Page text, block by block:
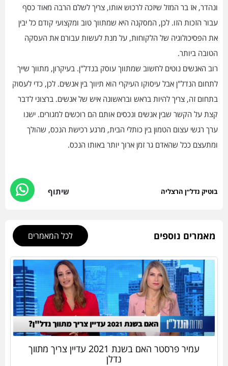
ונהדר, אז בר המזל שיזכה לרכוש אותו, צריך לשלם הרבה מאוד כסף
עבור הזכות הזו. לכן, המסקנה היא שמתווך טוב ומקצועי קודם כל יבין
את הפסיכולוגיה של הלקוחות, על מנת לעשות עבורם את העסקה
הטובה ביותר.
רוב האנשים נוטים לחשוב שמתווך עוסק בנדל"ן. בעיקרון, מתווך שייך
לתחום הנדל"ן אבל עיסוקו העיקרי הוא תיווך בין אנשים. לכן, כדי לעסוק
בתחום זה, צריך להיות בראש ובראשונה איש של אנשים. ברצוני לדבר
קצת על הקשר שבין אנשים ונכסים אותם הם רוכשים למגורים. ישנו
ערך רגשי עצום הטמון בין כותלי הבית, מרגע רכישת הנכס, שהולך
ומתעצם ככל שהאדם גר זמן ארוך יותר באותו הנכס.
בוטיק נדל״ן הרצליה שיתוף
מאמרים נוספים לכל המאמרים
עמיר פרסטר האם בשנת 2021 עדיין צריך מתווך
נדלן